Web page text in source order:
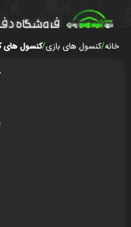
خانه کنسول های بازی کنسول های